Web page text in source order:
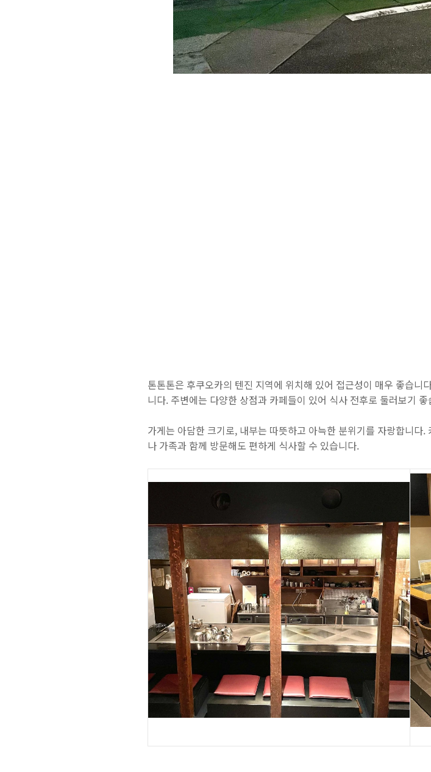
톤톤톤은 후쿠오카의 텐진 지역에 위치해 있어 접근성이 매우 좋습
니다. 주변에는 다양한 상점과 카페들이 있어 식사 전후로 둘러보기
가게는 아담한 크기로, 내부는 따뜻하고 아늑한 분위기를 자랑합니
나 가족과 함께 방문해도 편하게 식사할 수 있습니다.